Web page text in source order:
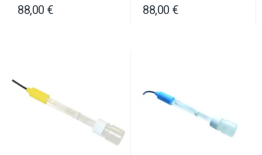
88,00 € 88,00 €